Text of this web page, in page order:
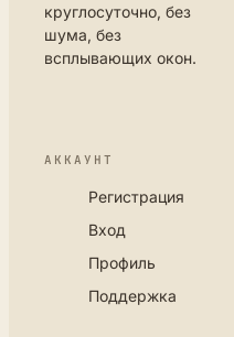
круглосуточно, без
шума, без
всплывающих окон.
АККАУНТ
Регистрация
Вход
Профиль
Поддержка